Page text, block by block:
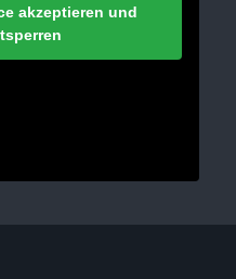
akzeptieren und